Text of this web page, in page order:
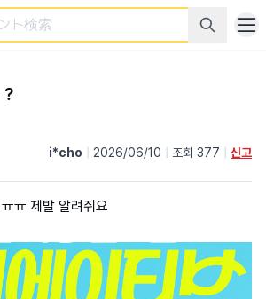
i*cho 2026/06/10 조회 377 신고
ㅠ 제발 알려줘요